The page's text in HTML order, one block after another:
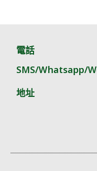
電話
SMS/Whatsapp/
地址